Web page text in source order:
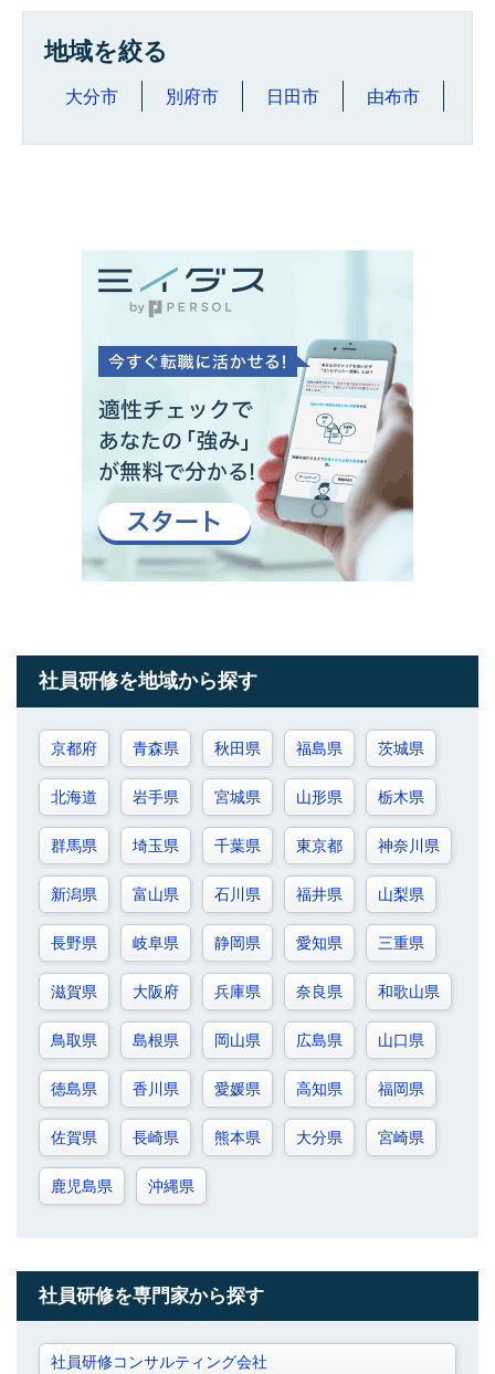
地域を絞る
大分市 別府市 日田市 由布市
社員研修を地域から探す
京都府 青森県 秋田県 福島県 茨城県
北海道 岩手県 宮城県 山形県 栃木県
群馬県 埼玉県 千葉県 東京都 神奈川県
新潟県 富山県 石川県 福井県 山梨県
長野県 岐阜県 静岡県 愛知県 三重県
滋賀県 大阪府 兵庫県 奈良県 和歌山県
鳥取県 島根県 岡山県 広島県 山口県
徳島県 香川県 愛媛県 高知県 福岡県
佐賀県 長崎県 熊本県 大分県 宮崎県
鹿児島県 沖縄県
社員研修を専門家から探す
社員研修コンサルティング会社